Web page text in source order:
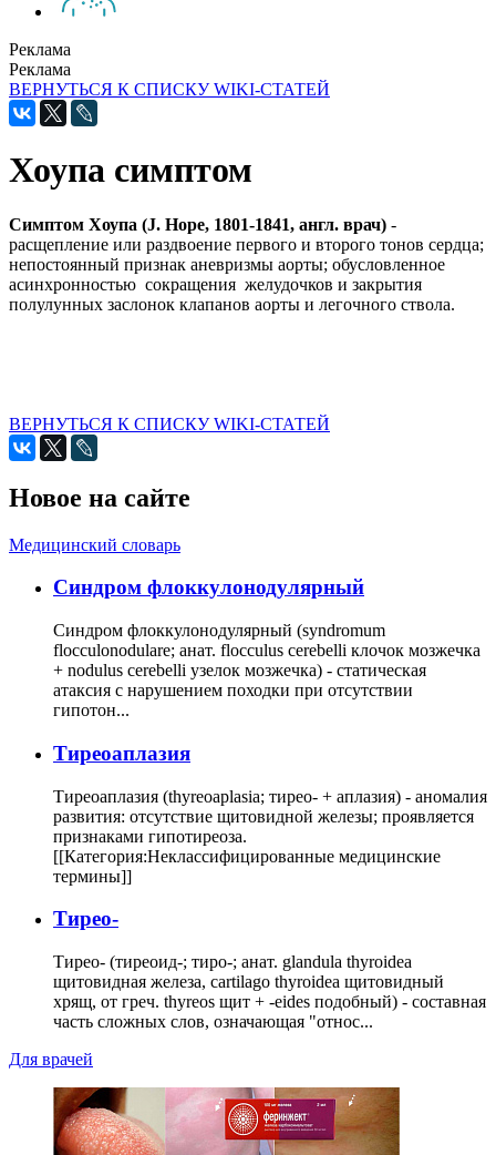
Реклама
Реклама
ВЕРНУТЬСЯ К СПИСКУ WIKI-СТАТЕЙ
Хоупа симптом
Симптом Хоупа (J. Hope, 1801-1841, англ. врач) -
расщепление или раздвоение первого и второго тонов сердца;
непостоянный признак аневризмы аорты; обусловленное
асинхронностью сокращения желудочков и закрытия
полулунных заслонок клапанов аорты и легочного ствола.
ВЕРНУТЬСЯ К СПИСКУ WIKI-СТАТЕЙ
Новое на сайте
Медицинский словарь
Cиндром флоккулонодулярный
Синдром флоккулонодулярный (syndromum
flocculonodulare; анат. flocculus cerebelli клочок мозжечка
+ nodulus cerebelli узелок мозжечка) - статическая
атаксия с нарушением походки при отсутствии
гипотон...
Тиреоаплазия
Тиреоаплазия (thyreoaplasia; тирео- + аплазия) - аномалия
развития: отсутствие щитовидной железы; проявляется
признаками гипотиреоза.
[[Категория:Неклассифицированные медицинские
термины]]
Тирео-
Тирео- (тиреоид-; тиро-; анат. glandula thyroidea
щитовидная железа, cartilago thyroidea щитовидный
хрящ, от греч. thyreos щит + -eides подобный) - составная
часть сложных слов, означающая "относ...
Для врачей